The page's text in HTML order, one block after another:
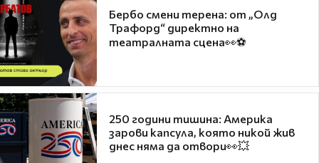
Бербо смени терена: от „Олд
Трафорд“ директно на
театралната сцена👀⚽
250 години тишина: Америка
зарови капсула, която никой жив
днес няма да отвори👀💥